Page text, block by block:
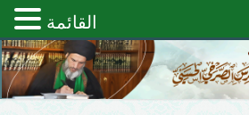
القائمة